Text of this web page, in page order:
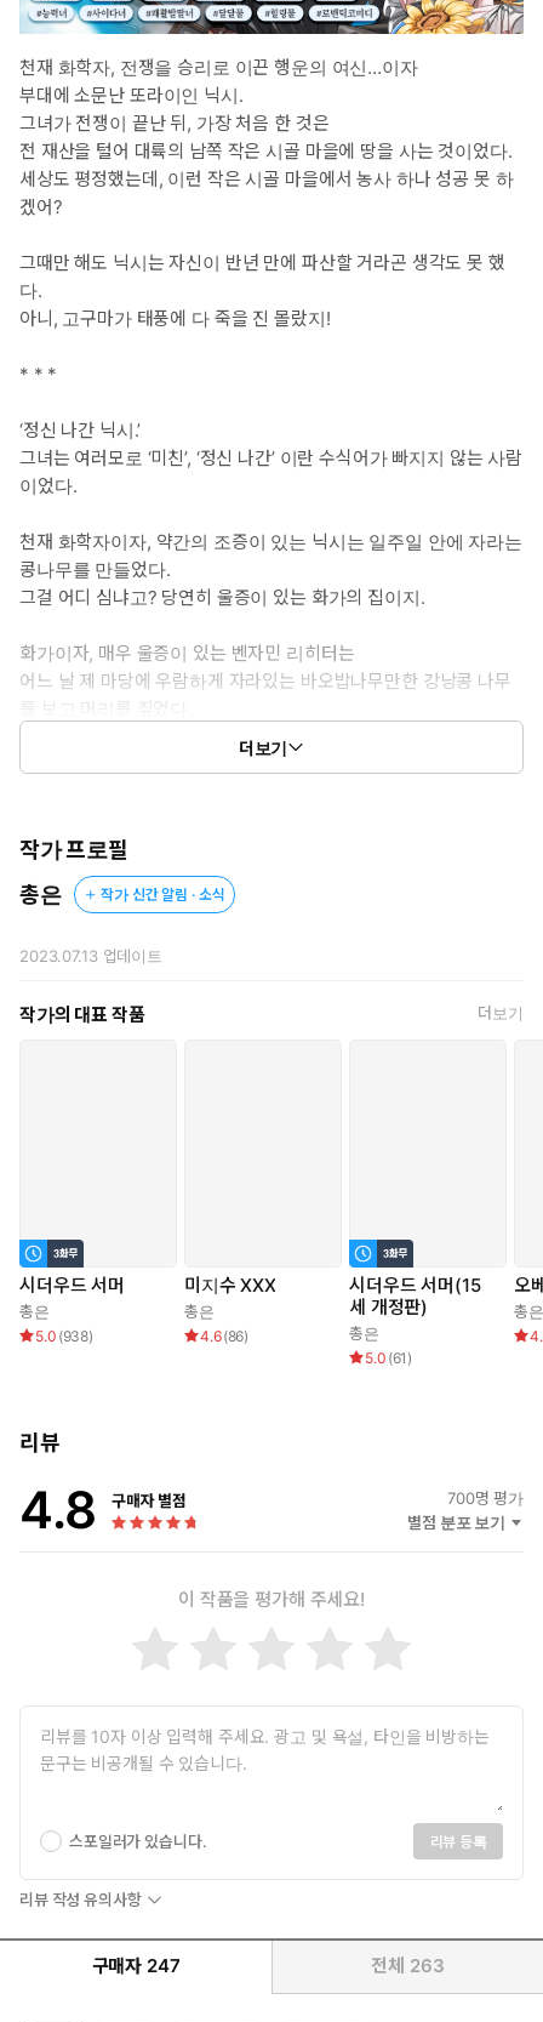
“그러니 그때까지 우리는 우리의 밤을 용서해 줄 필요가 있어.”
천재 화학자, 전쟁을 승리로 이끈 행운의 여신…이자
부대에 소문난 또라이인 닉시.
그녀가 전쟁이 끝난 뒤, 가장 처음 한 것은
전 재산을 털어 대륙의 남쪽 작은 시골 마을에 땅을 사는 것이었다.
세상도 평정했는데, 이런 작은 시골 마을에서 농사 하나 성공 못 하
겠어?
그때만 해도 닉시는 자신이 반년 만에 파산할 거라곤 생각도 못 했
다.
아니, 고구마가 태풍에 다 죽을 진 몰랐지!
* * *
‘정신 나간 닉시.’
그녀는 여러모로 ‘미친’, ‘정신 나간’ 이란 수식어가 빠지지 않는 사람
이었다.
천재 화학자이자, 약간의 조증이 있는 닉시는 일주일 안에 자라는
콩나무를 만들었다.
그걸 어디 심냐고? 당연히 울증이 있는 화가의 집이지.
화가이자, 매우 울증이 있는 벤자민 리히터는
어느 날 제 마당에 우람하게 자라있는 바오밥나무만한 강낭콩 나무
를 보고 머리를 짚었다.
“그 녀석 어디 있어.”
그 미친 녀석은 지금 남의 집 마당 꼴을 잭과 콩나무로 만들어 놓곤
유유자적 축제를 즐기고 있다고?
화가는 오늘 하루 절대 집 밖으로 나가지 않으리라 다짐했다.
“그 녀석이 있는 곳으로 안내해.”
정말. 진심으로.
더보기
작가 프로필
총은
작가 신간 알림 · 소식
2023.07.13업데이트
작가의 대표 작품 더보기
시더우드 서머
총은
5.0 (938)
미지수 XXX
총은
4.6(86)
시더우드 서머(15
세 개정판)
총은
5.0 (61 )
오
총은
리뷰
4.8 구매자 별점 700명 평가
별점 분포 보기
이 작품을 평가해 주세요!
스포일러가 있습니다. 리뷰 등록
리뷰 작성 유의사항
구매자 247 전체 263